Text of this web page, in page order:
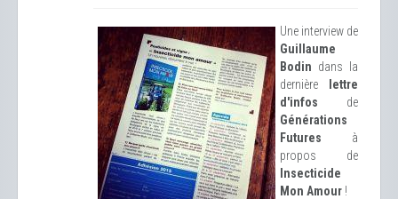
Une interview de
Guillaume
Bodin ​ dans la
dernière
lettre
d'infos de
Générations
Futures ​ à
propos de
Insecticide
Mon Amour ​ !